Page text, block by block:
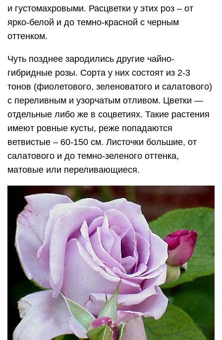
и густомахровыми. Расцветки у этих роз – от
ярко-белой и до темно-красной с черным
оттенком.
Чуть позднее зародились другие чайно-
гибридные розы. Сорта у них состоят из 2-3
тонов (фиолетового, зеленоватого и салатового)
с переливным и узорчатым отливом. Цветки —
отдельные либо же в соцветиях. Такие растения
имеют ровные кусты, реже попадаются
ветвистые – 60-150 см. Листочки большие, от
салатового и до темно-зеленого оттенка,
матовые или переливающиеся.